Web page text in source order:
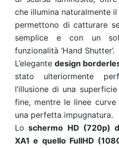
che illumina naturalmente
permettono di catturare
semplice e con un
funzionalità ‘Hand Shutter’.
L’elegante design
stato ulteriormente
l’illusione di una
fine, mentre le linee
una perfetta impugnatura.
Lo schermo HD (720p)
XA1 e quello FullHD